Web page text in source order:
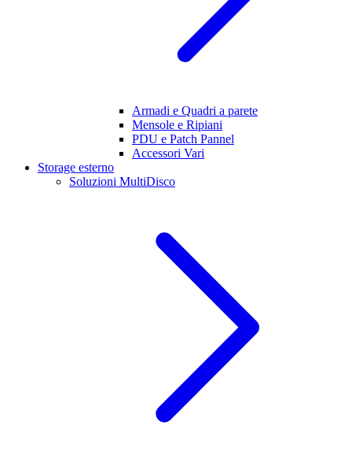
Armadi e Quadri a parete
Mensole e Ripiani
PDU e Patch Pannel
Accessori Vari
Storage esterno
Soluzioni MultiDisco